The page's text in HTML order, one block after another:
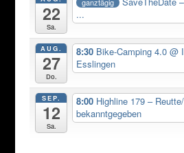
22
Sa.
...
AUG.
27
Do.
8:30 Bike-Camping 4.0@
Esslingen
SEP.
12
Sa.
8:00 Highline 179 –
bekanntgegeben